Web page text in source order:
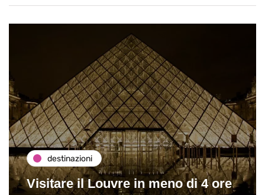
destinazioni
Visitare il Louvre in meno di 4 ore